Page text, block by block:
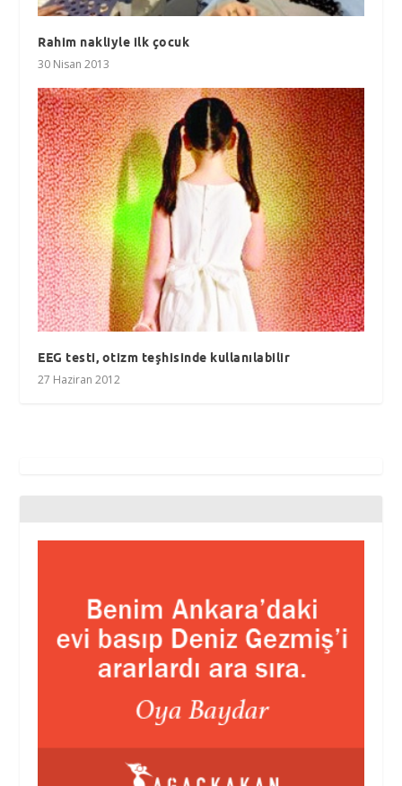
Rahim nakliyle ilk çocuk
30 Nisan 2013
EEG testi, otizm teşhisinde kullanılabilir
27 Haziran 2012